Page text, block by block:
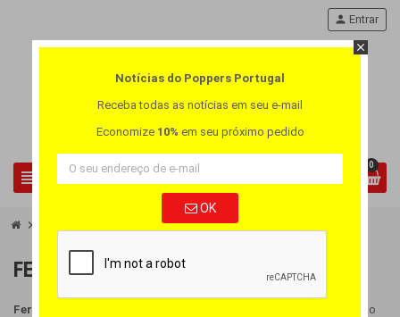
view_headline
person Entrar
0
chevron_right
FEROMÔNIOS
Feromônios
são substâncias químicas que aumentam nossa atração
close
Notícias do Poppers Portugal
Receba todas as notícias em seu e-mail
Economize 10% em seu próximo pedido
OK